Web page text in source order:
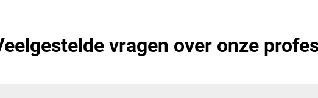
vragen over onze